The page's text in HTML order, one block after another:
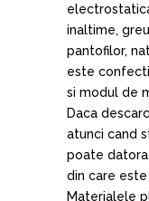
inaltime,
pantofilor,
este
si modul de
Daca
atunci cand
poate datora
din care
Materialele